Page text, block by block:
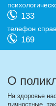
133
телефон
169
О
На здоровье